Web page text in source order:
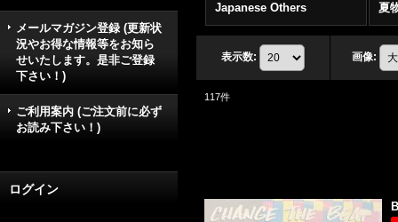
メールマガジン登録 (更新状
況やお得な情報等をお知ら
せいたします。是非ご登録
下さい！)
ご利用案内 (ご注文前に必ず
お読み下さい！)
ログイン
Japanese Others 夏
表示数: 画像:
117件